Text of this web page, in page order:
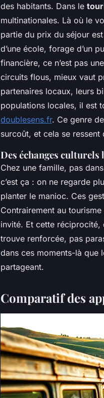
des habitants. Dans le
multinationales. Là où le
partie du prix du séjour
d’une école, forage d’un
financière, ce n’est pas
circuits flous, mieux vaut
partenaires locaux, leurs
populations locales, il est
doublesens.fr. Ce genre
surcoût, et cela se ressent
Des échanges
Chez une famille, pas
c’est ça : on ne regarde
planter le manioc. Ces
Contrairement au
invité. Et cette réciprocité,
trouve renforcée, pas
dans ces moments-là que
partageant.
Comparatif des